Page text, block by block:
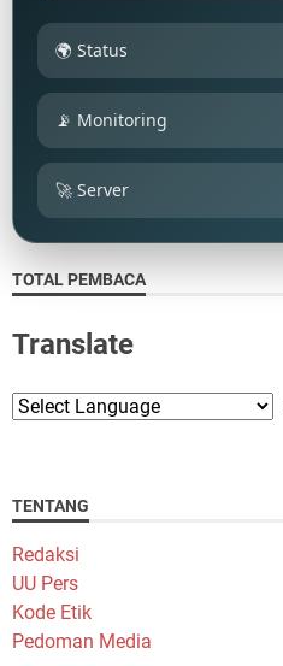
🌍 Status
📡 Monitoring
🚀 Server
TOTAL PEMBACA
Translate
TENTANG
Redaksi
UU Pers
Kode Etik
Pedoman Media